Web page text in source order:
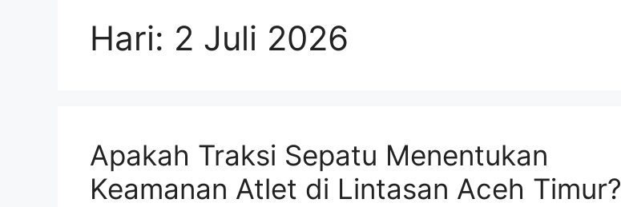
Hari: 2 Juli 2026
Apakah Traksi Sepatu Menentukan
Keamanan Atlet di Lintasan Aceh Timur?